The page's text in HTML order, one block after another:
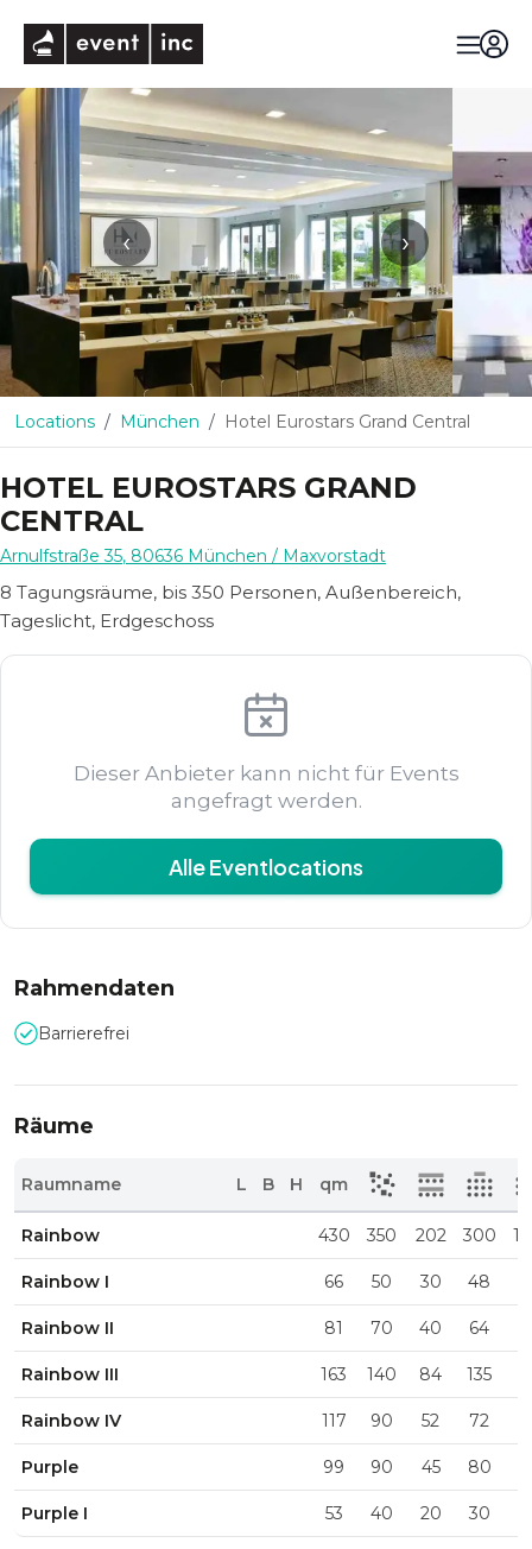
‹ ›
Locations München Hotel Eurostars Grand Central
HOTEL EUROSTARS GRAND
CENTRAL
Arnulfstraße 35, 80636 München / Maxvorstadt
8 Tagungsräume, bis 350 Personen, Außenbereich,
Tageslicht, Erdgeschoss
Dieser Anbieter kann nicht für Events
angefragt werden.
Alle Eventlocations
Rahmendaten
Barrierefrei
Räume
Raumname L B H qm
Rainbow 430 350 202 300
Rainbow I 66 50 30 48
Rainbow II 81 70 40 64
Rainbow III 163 140 84 135
Rainbow IV 117 90 52 72
Purple 99 90 45 80
Purple I 53 40 20 30